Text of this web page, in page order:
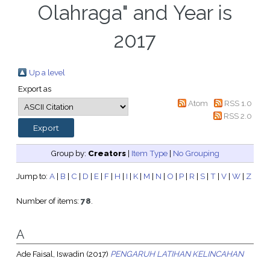
Olahraga" and Year is
2017
Up a level
Export as
Atom
RSS 1.0
RSS 2.0
Group by: Creators | Item Type | No Grouping
Jump to: A| B | C | D | E| F| H | I | K| M | N | O | P| R | S| T| V| W| Z
Number of items: 78.
A
Ade Faisal, Iswadin (2017) PENGARUH LATIHAN KELINCAHAN